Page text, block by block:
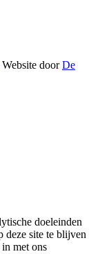
Website doorDe
doeleinden
deze site te blijven
met ons